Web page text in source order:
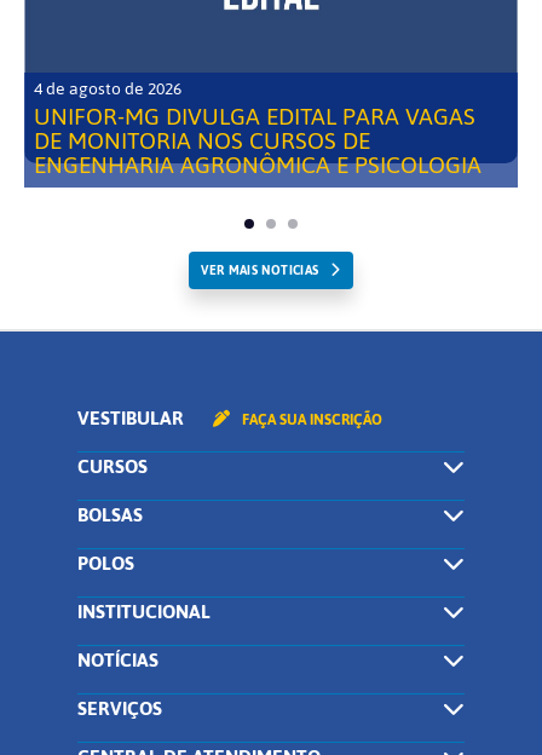
4 de agosto de 2026
UNIFOR-MG DIVULGA EDITAL PARA VAGAS
DE MONITORIA NOS CURSOS DE
ENGENHARIA AGRONÔMICA E PSICOLOGIA
VER MAIS NOTICIAS
VESTIBULAR FAÇA SUA INSCRIÇÃO
CURSOS
BOLSAS
POLOS
INSTITUCIONAL
NOTÍCIAS
SERVIÇOS